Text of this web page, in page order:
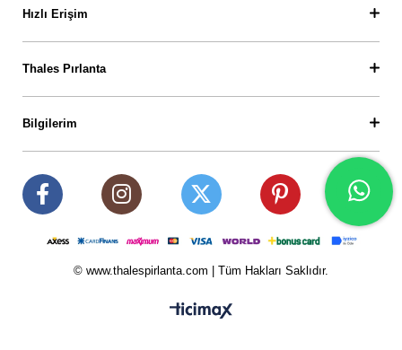
Hızlı Erişim
Thales Pırlanta
Bilgilerim
© www.thalespirlanta.com | Tüm Hakları Saklıdır.